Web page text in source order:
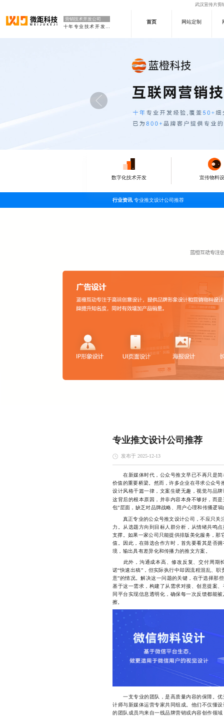
武汉宣传片剪
营销技术开发公司
十年专业技术开发公司
首页 网站定制
数字化技术开发 宣传物料
行业资讯 专业推文设计公司推荐
专业推文设计公司推荐
发布于 2025-12-13
在新媒体时代，公众号推文早已不再只是简
价值的重要桥梁。然而，许多企业在寻求公众
设计风格千篇一律，文案生硬无趣，视觉与品
这背后的根本原因，并非内容本身不够好，而是
包”层面，缺乏对品牌战略、用户心理和传播逻
真正专业的公众号推文设计公司，不应只关
力。从选题方向到目标人群分析，从情绪共鸣
支撑。如果一家公司只能提供排版美化服务，那
值。因此，在筛选合作方时，首先要看其是否
境，输出具有差异化和传播力的推文方案。
此外，沟通成本高、修改反复、交付周期
诺“快速出稿”，但实际执行中却因流程混乱、
意”的情况。解决这一问题的关键，在于选择那
基于这一需求，构建了从需求对接、创意提案
同平台实现信息透明化，确保每一次反馈都能
擦。
一支专业的团队，是高质量内容的保障。优
计师与新媒体运营专家共同组成。他们不仅懂
的团队成员均来自一线品牌营销或内容创作领